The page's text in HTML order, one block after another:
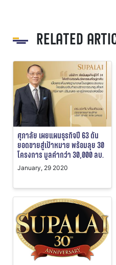
RELATED
ศุภาลัย เผยแผนธุรกิจปี 63 ดัน
ยอดขายสู่เป้าหมาย พร้อมลุย 30
โครงการ มูลค่ากว่า 30,000 ลบ.
January, 29 2020